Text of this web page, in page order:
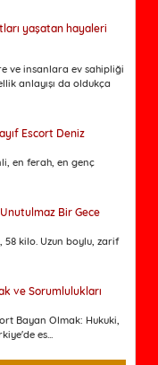
yaşatan hayaleri
ve insanlara ev sahipliği
anlayışı da oldukça
Escort Deniz
en ferah, en genç
Bir Gece
58 kilo. Uzun boylu, zarif
ve Sorumlulukları
Bayan Olmak: Hukuki,
es...